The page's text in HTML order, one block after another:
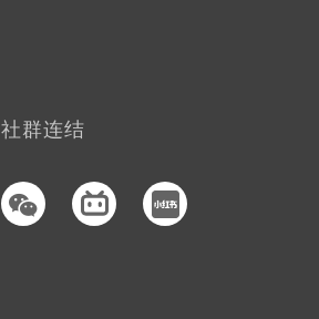
社群连结